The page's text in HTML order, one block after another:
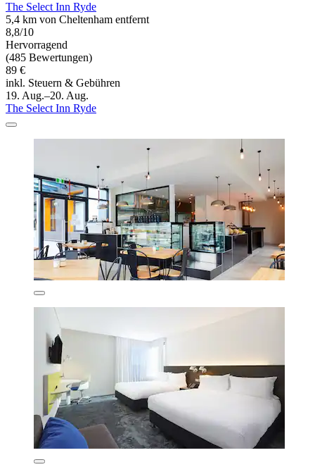
The Select Inn Ryde
5,4 km von Cheltenham entfernt
8,8/10
Hervorragend
(485 Bewertungen)
89 €
inkl. Steuern & Gebühren
19. Aug.–20. Aug.
The Select Inn Ryde